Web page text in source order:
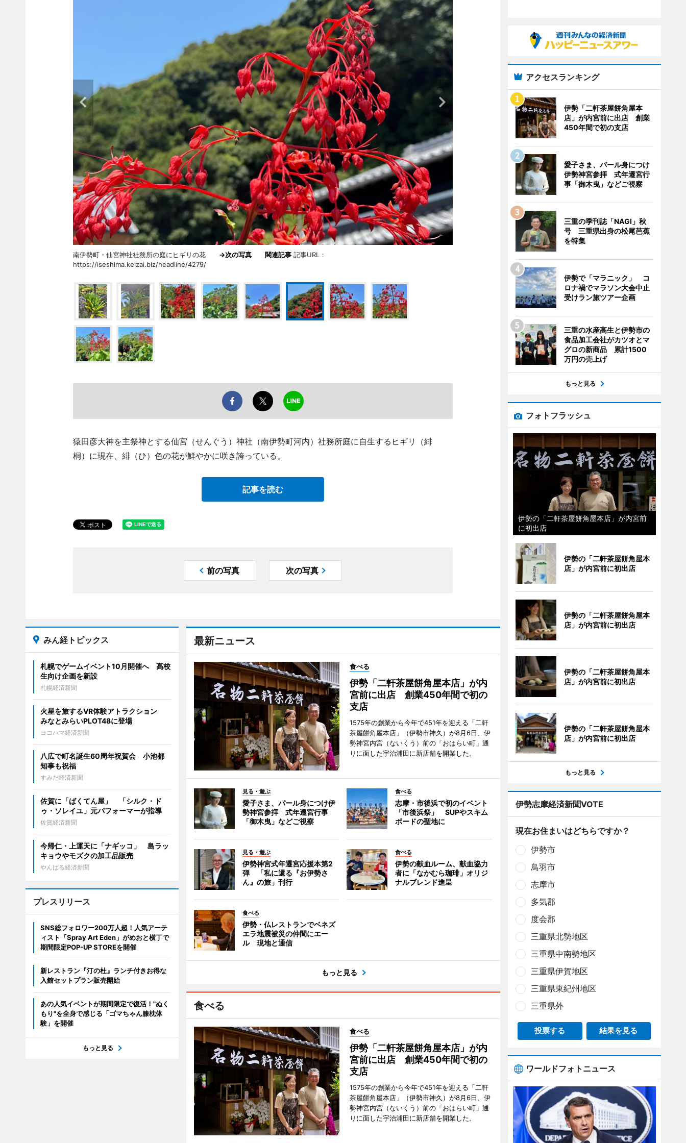
南伊勢町・仙宮神社社務所の庭にヒギリの花 →次の写真 関連記事記事URL：
https://iseshima.keizai.biz/headline/4279/
猿田彦大神を主祭神とする仙宮（せんぐう）神社（南伊勢町河内）社務所庭に自生するヒギリ（緋
桐）に現在、緋（ひ）色の花が鮮やかに咲き誇っている。
記事を読む
前の写真 次の写真
最新ニュース
食べる
伊勢「二軒茶屋餅角屋本店」が内
宮前に出店 創業450年間で初の
支店
1575年の創業から今年で451年を迎える「二軒
茶屋餅角屋本店」（伊勢市神久）が8月6日、伊
勢神宮内宮（ないくう）前の「おはらい町」通
りに面した宇治浦田に新店舗を開業した。
見る・遊ぶ
愛子さま、パール身につけ伊
勢神宮参拝 式年遷宮行事
「御木曳」などご視察
食べる
志摩・市後浜で初のイベント
「市後浜祭」 SUPやスキム
ボードの聖地に
見る・遊ぶ
伊勢神宮式年遷宮応援本第2
弾 「私に還る『お伊勢さ
ん』の旅」刊行
食べる
伊勢の献血ルーム、献血協力
者に「なかむら珈琲」オリジ
ナルブレンド進呈
食べる
伊勢・仏レストランでベネズ
エラ地震被災の仲間にエー
ル 現地と通信
もっと見る
食べる
食べる
伊勢「二軒茶屋餅角屋本店」が内
宮前に出店 創業450年間で初の
支店
1575年の創業から今年で451年を迎える「二軒
茶屋餅角屋本店」（伊勢市神久）が8月6日、伊
勢神宮内宮（ないくう）前の「おはらい町」通
りに面した宇治浦田に新店舗を開業した。
みん経トピックス
札幌でゲームイベント10月開催へ 高校
生向け企画を新設
札幌経済新聞
火星を旅するVR体験アトラクション
みなとみらいPLOT48に登場
ヨコハマ経済新聞
八広で町名誕生60周年祝賀会 小池都
知事も祝福
すみだ経済新聞
佐賀に「ばくてん屋」 「シルク・ド
ゥ・ソレイユ」元パフォーマーが指導
佐賀経済新聞
今帰仁・上運天に「ナギッコ」 島ラッ
キョウやモズクの加工品販売
やんばる経済新聞
プレスリリース
SNS総フォロワー200万人超！人気アーテ
ィスト「Spray Art Eden」がめおと横丁で
期間限定POP-UP STOREを開催
新レストラン『汀の杜』ランチ付きお得な
入館セットプラン販売開始
あの人気イベントが期間限定で復活！"ぬく
もり"を全身で感じる「ゴマちゃん膝枕体
験」を開催
もっと見る
アクセスランキング
伊勢「二軒茶屋餅角屋本
店」が内宮前に出店 創業
450年間で初の支店
愛子さま、パール身につけ
伊勢神宮参拝 式年遷宮行
事「御木曳」などご視察
三重の季刊誌「NAGI」秋
号 三重県出身の松尾芭蕉
を特集
伊勢で「マラニック」 コ
ロナ禍でマラソン大会中止
受けラン旅ツアー企画
三重の水産高生と伊勢市の
食品加工会社がカツオとマ
グロの新商品 累計1500
万円の売上げ
もっと見る
フォトフラッシュ
伊勢の「二軒茶屋餅角屋本店」が内宮前
に初出店
伊勢の「二軒茶屋餅角屋本
店」が内宮前に初出店
伊勢の「二軒茶屋餅角屋本
店」が内宮前に初出店
伊勢の「二軒茶屋餅角屋本
店」が内宮前に初出店
伊勢の「二軒茶屋餅角屋本
店」が内宮前に初出店
もっと見る
伊勢志摩経済新聞VOTE
現在お住まいはどちらですか？
伊勢市
鳥羽市
志摩市
多気郡
度会郡
三重県北勢地区
三重県中南勢地区
三重県伊賀地区
三重県東紀州地区
三重県外
投票する 結果を見る
ワールドフォトニュース